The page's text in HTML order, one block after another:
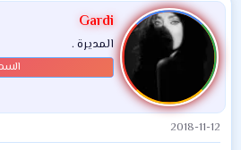
Gardi
المديرة .
2018-11-12